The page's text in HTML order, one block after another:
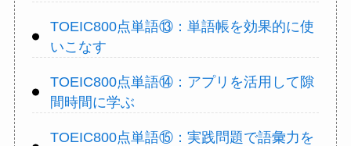
TOEIC800点単語⑬：単語帳を効果的に使
いこなす
TOEIC800点単語⑭：アプリを活用して隙
間時間に学ぶ
TOEIC800点単語⑮：実践問題で語彙力を